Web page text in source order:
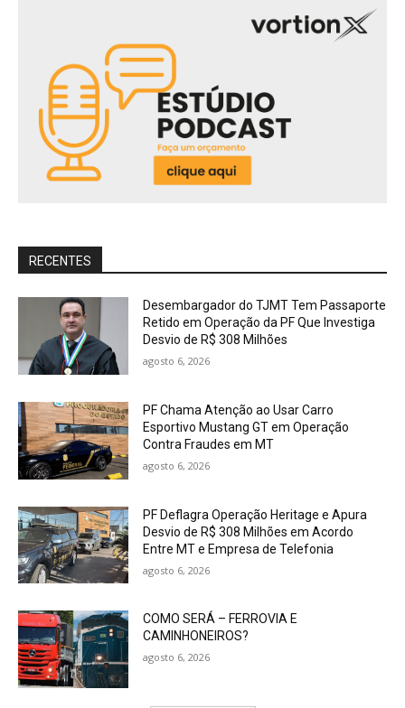
RECENTES
Desembargador do TJMT Tem Passaporte
Retido em Operação da PF Que Investiga
Desvio de R$ 308 Milhões
agosto 6, 2026
PF Chama Atenção ao Usar Carro
Esportivo Mustang GT em Operação
Contra Fraudes em MT
agosto 6, 2026
PF Deflagra Operação Heritage e Apura
Desvio de R$ 308 Milhões em Acordo
Entre MT e Empresa de Telefonia
agosto 6, 2026
COMO SERÁ – FERROVIA E
CAMINHONEIROS?
agosto 6, 2026